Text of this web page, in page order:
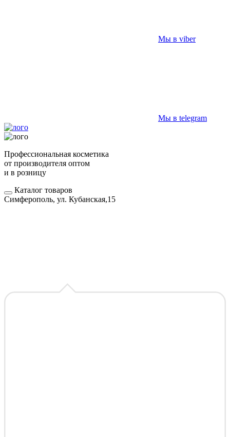
Мы в viber
Мы в telegram
Профессиональная косметика
от производителя оптом
и в розницу
Каталог товаров
Симферополь, ул. Кубанская,15